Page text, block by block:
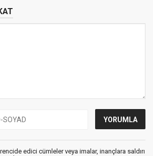
edici cümleler veya imalar, inançlara saldırı